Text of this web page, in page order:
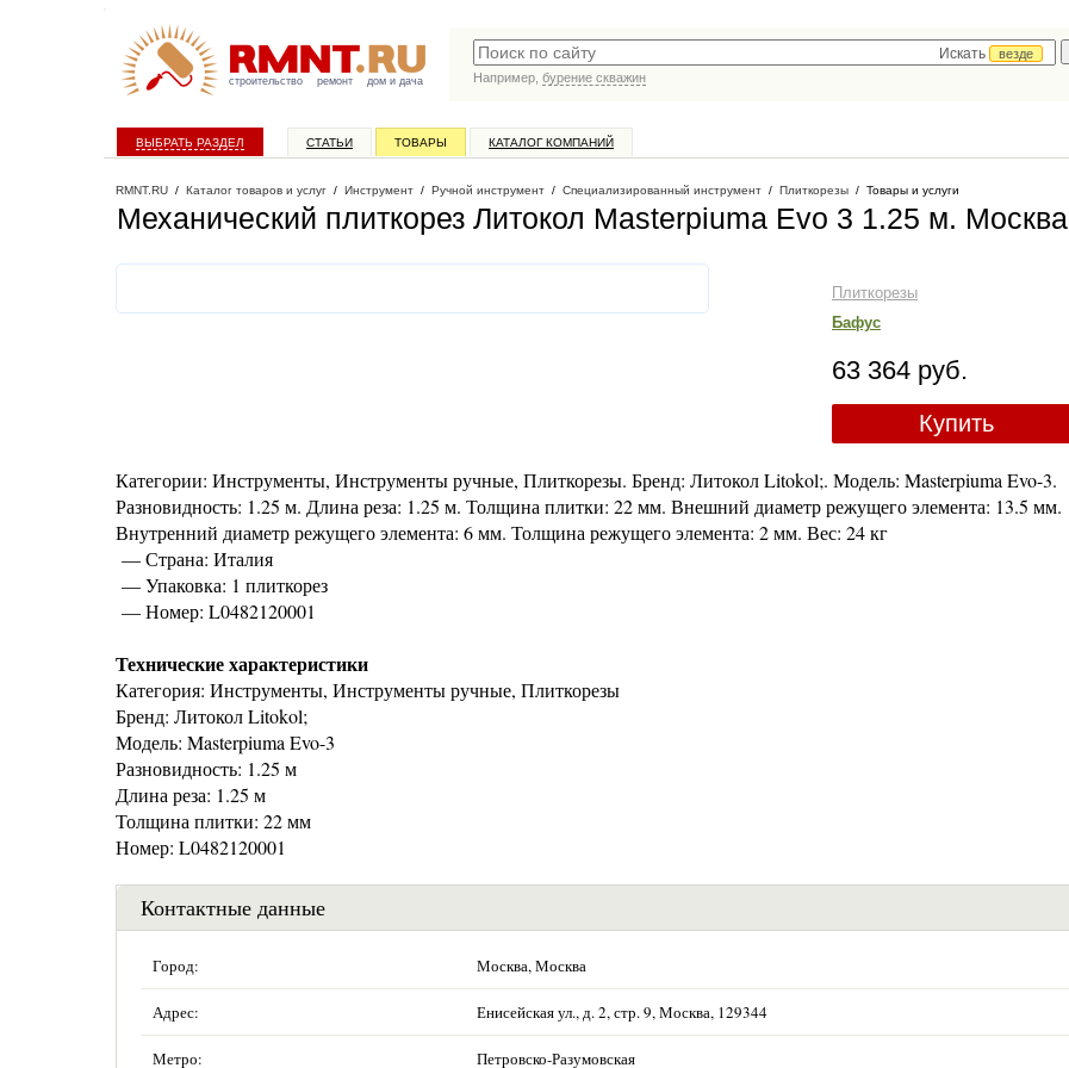
строительство ремонт дом и дача
Искать
везде
Например, бурение скважин
ВЫБРАТЬ РАЗДЕЛ СТАТЬИ ТОВАРЫ КАТАЛОГ КОМПАНИЙ
RMNT.RU / Каталог товаров и услуг / Инструмент / Ручной инструмент / Специализированный инструмент / Плиткорезы / Товары и услуги
Механический плиткорез Литокол Masterpiuma Evo 3 1.25 м. Москва
Плиткорезы
Бафус
63 364 руб.
Купить
Категории: Инструменты, Инструменты ручные, Плиткорезы. Бренд: Литокол Litokol;. Модель: Masterpiuma Evo-3.
Разновидность: 1.25 м. Длина реза: 1.25 м. Толщина плитки: 22 мм. Внешний диаметр режущего элемента: 13.5 мм.
Внутренний диаметр режущего элемента: 6 мм. Толщина режущего элемента: 2 мм. Вес: 24 кг
— Страна: Италия
— Упаковка: 1 плиткорез
— Номер: L0482120001
Технические характеристики
Категория: Инструменты, Инструменты ручные, Плиткорезы
Бренд: Литокол Litokol;
Модель: Masterpiuma Evo-3
Разновидность: 1.25 м
Длина реза: 1.25 м
Толщина плитки: 22 мм
Номер: L0482120001
Контактные данные
Город: Москва, Москва
Адрес: Енисейская ул., д. 2, стр. 9, Москва, 129344
Метро: Петровско-Разумовская